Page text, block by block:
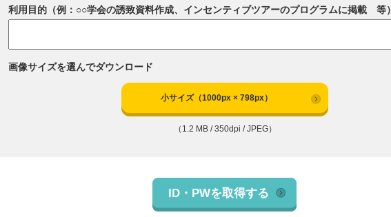
利用目的（例：○○学会の誘致資料作成、インセンティブツアーのプログラムに掲載 等）
画像サイズを選んでダウンロード
小サイズ（1000px × 798px）
（1.2 MB / 350dpi / JPEG）
ID・PWを取得する